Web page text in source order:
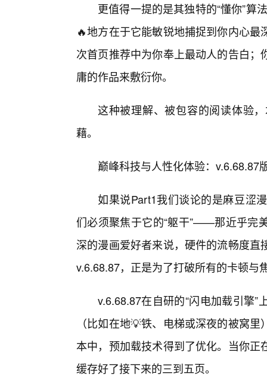
更值得一提的是其独特的“懂你”算
🔥地方在于它能敏锐地捕捉到你内心
次首页推荐中为你奉上最动人的告白
庸的作品来敷衍你。
这种被理解、被包容的阅读体验
藉。
巅峰科技与人性化体验：v.6.68.87
如果说Part1我们谈论的是麻豆涩
们必须聚焦于它的“躯干”——那近乎完
深的漫画爱好者来说，硬件的流畅度
v.6.68.87，正是为了打破所有的卡顿与
v.6.68.87在自研的“闪电加载引擎
（比如在地💡铁、电梯或深夜的被窝
本中，预加载技术得到了优化。当你
缓存好了接下来的三到五页。